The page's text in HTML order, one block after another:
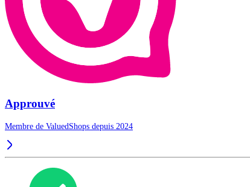
Approuvé
Membre de ValuedShops depuis 2024